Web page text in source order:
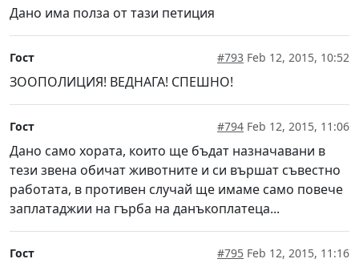
Дано има полза от тази петиция
Гост #793 Feb 12, 2015, 10:52
ЗООПОЛИЦИЯ! ВЕДНАГА! СПЕШНО!
Гост #794 Feb 12, 2015, 11:06
Дано само хората, които ще бъдат назначавани в
тези звена обичат животните и си вършат съвестно
работата, в противен случай ще имаме само повече
заплатаджии на гърба на данъкоплатеца...
Гост #795 Feb 12, 2015, 11:16